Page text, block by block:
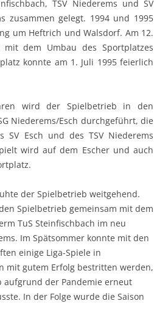
TSV Niederems und SV
zusammen gelegt. 1994 und 1995
um Heftrich und Walsdorf. Am 12.
mit dem Umbau des Sportplatzes
konnte am 1. Juli 1995 feierlich
wird der Spielbetrieb in den
Niederems/Esch durchgeführt, die
SV Esch und des TSV Niederems
wird auf dem Escher und auch
der Spielbetrieb weitgehend.
Spielbetrieb gemeinsam mit dem
TuS Steinfischbach im neu
Im Spätsommer konnte mit den
einige Liga-Spiele in
mit gutem Erfolg bestritten werden,
aufgrund der Pandemie erneut
In der Folge wurde die Saison